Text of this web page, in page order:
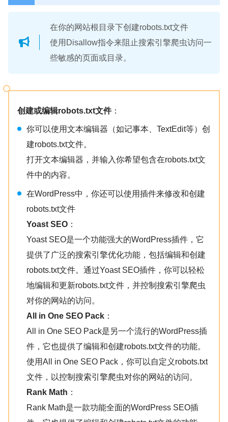
在你的网站根目录下创建robots.txt文件
使用Disallow指令来阻止搜索引擎爬虫访问一
些敏感的页面或目录。
创建或编辑robots.txt文件：
你可以使用文本编辑器（如记事本、TextEdit等）创
建robots.txt文件。
打开文本编辑器，并输入你希望包含在robots.txt文
件中的内容。
在WordPress中，你还可以使用插件来修改和创建
robots.txt文件
Yoast SEO ：
Yoast SEO是一个功能强大的WordPress插件，它
提供了广泛的搜索引擎优化功能，包括编辑和创建
robots.txt文件。通过Yoast SEO插件，你可以轻松
地编辑和更新robots.txt文件，并控制搜索引擎爬虫
对你的网站的访问。
All in One SEO Pack ：
All in One SEO Pack是另一个流行的WordPress插
件，它也提供了编辑和创建robots.txt文件的功能。
使用All in One SEO Pack，你可以自定义robots.txt
文件，以控制搜索引擎爬虫对你的网站的访问。
Rank Math ：
Rank Math是一款功能全面的WordPress SEO插